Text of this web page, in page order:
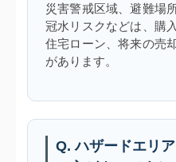
災害警戒区域、避難場
冠水リスクなどは、購
住宅ローン、将来の売
があります。
Q. ハザードエリ